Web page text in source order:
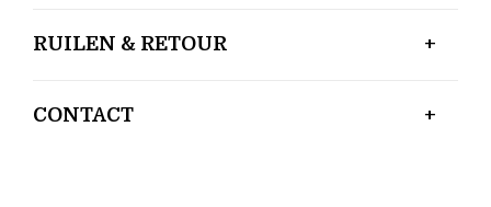
RUILEN & RETOUR
CONTACT